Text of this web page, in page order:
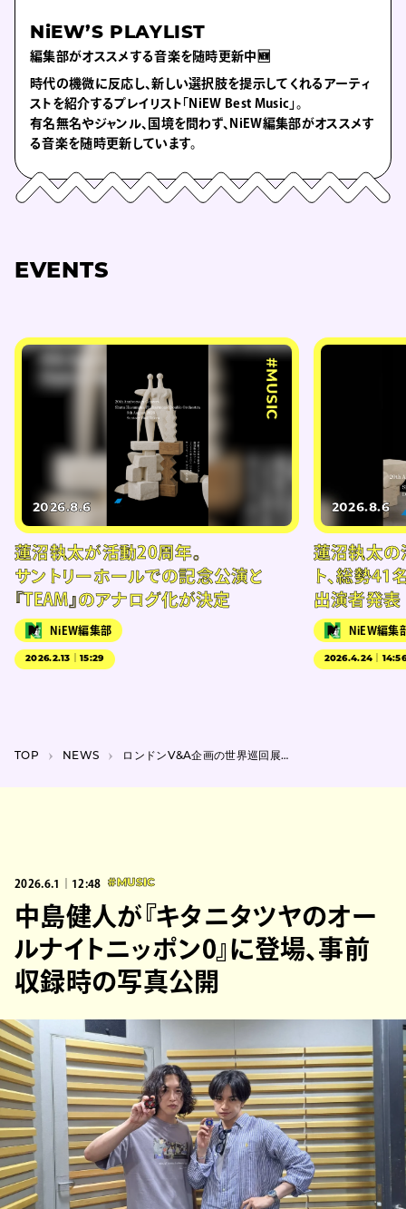
NiEW’S PLAYLIST
編集部がオススメする音楽を随時更新中🆕
時代の機微に反応し、新しい選択肢を提示してくれるアーティ
ストを紹介するプレイリスト「NiEW Best Music」。
有名無名やジャンル、国境を問わず、NiEW編集部がオススメす
る音楽を随時更新しています。
EVENTS
#MUSIC
2026.8.6
蓮沼執太が活動20周年。
サントリーホールでの記念公演と
『TEAM』のアナログ化が決定
NiEW編集部
2026.2.13｜15:29
2026.8.6
蓮沼執太の
ト、総勢41
出演者発表
NiEW編集
2026.4.24｜
TOP NEWS ロンドンV&A企画の世界巡回展『マリー・アントワネット・スタイル』が横浜美術館で開催
2026.6.1｜12:48 #MUSIC
中島健人が『キタニタツヤのオー
ルナイトニッポン0』に登場、事前
収録時の写真公開